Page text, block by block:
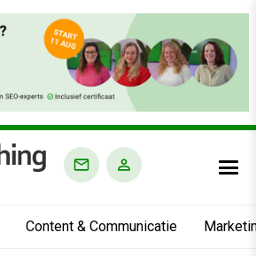
Content & Communicatie